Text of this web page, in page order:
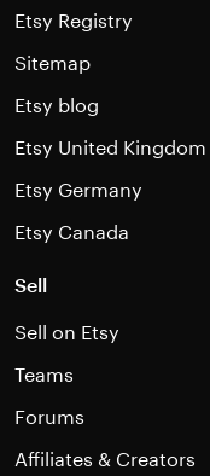
Etsy Registry
Sitemap
Etsy blog
Etsy United Kingdom
Etsy Germany
Etsy Canada
Sell
Sell on Etsy
Teams
Forums
Affiliates & Creators